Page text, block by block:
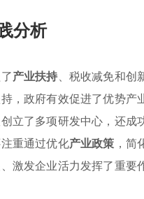
分析
产业扶持、税收减免和创
，政府有效促进了优势产
立了多项研发中心，还成
重通过优化产业政策 ，简
激发企业活力发挥了重要